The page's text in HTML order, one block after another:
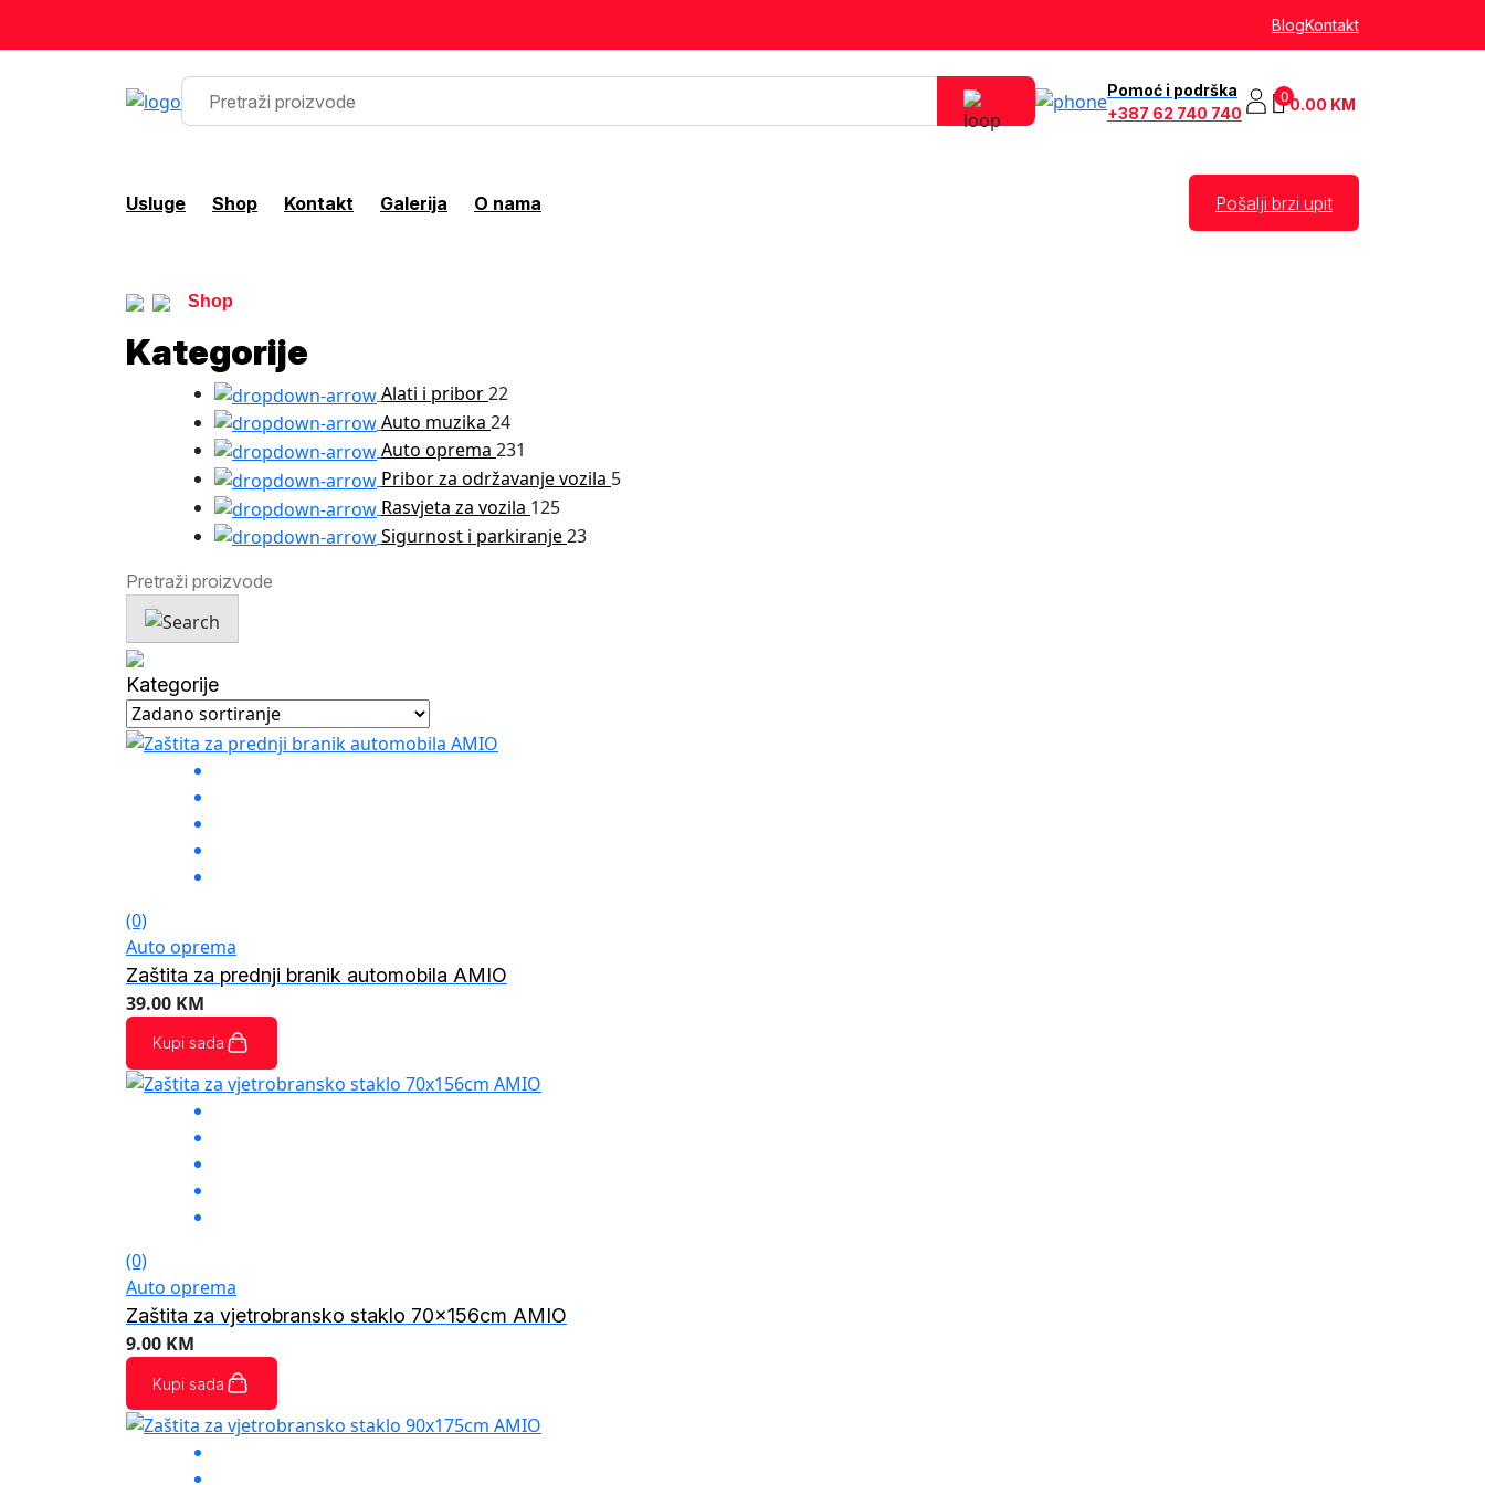
BlogKontakt
Pomoć i podrška
+387 62 740 740
0.00 KM
0
Usluge Shop Kontakt Galerija O nama Pošalji brzi upit
Shop
Kategorije
Alati i pribor22
Auto muzika 24
Auto oprema 231
Pribor za održavanje vozila 5
Rasvjeta za vozila 125
Sigurnost i parkiranje23
Kategorije
(0)
Auto oprema
Zaštita za prednji branik automobila AMIO
39.00 KM
Kupi sada
(0)
Auto oprema
Zaštita za vjetrobransko staklo 70x156cm AMIO
9.00 KM
Kupi sada